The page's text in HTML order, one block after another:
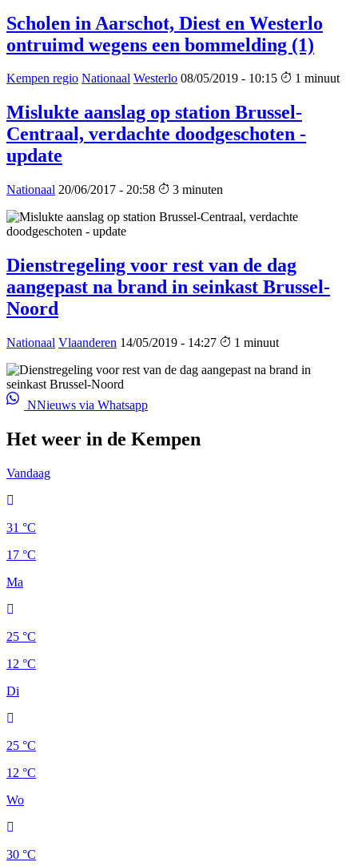
Scholen in Aarschot, Diest en Westerlo
ontruimd wegens een bommelding (1)
Kempen regio Nationaal Westerlo 08/05/2019 - 10:15 1 minuut
Mislukte aanslag op station Brussel-
Centraal, verdachte doodgeschoten -
update
Nationaal 20/06/2017 - 20:58 3 minuten
Dienstregeling voor rest van de dag
aangepast na brand in seinkast Brussel-
Noord
Nationaal Vlaanderen 14/05/2019 - 14:27 1 minuut
NNieuws via Whatsapp
Het weer in de Kempen
Vandaag
31 °C
17 °C
Ma
25 °C
12 °C
Di
25 °C
12 °C
Wo
30 °C